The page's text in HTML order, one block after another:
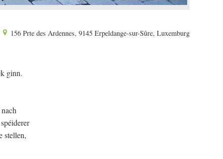
156 Prte des Ardennes, 9145 Erpeldange-sur-Sûre, Luxemburg
ginn.
stellen,